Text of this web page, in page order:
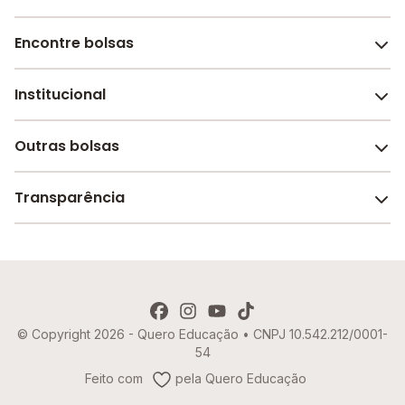
Encontre bolsas
Melhores escolas de São Paulo
Escolas por cidade e bairro
Institucional
Sobre o Melhor Escola
Revista Melhor Escola
Outras bolsas
Faculdades e universidades
Transparência
Política de Cookies
© Copyright 2026 - Quero Educação • CNPJ 10.542.212/0001-
54
Feito com
pela Quero Educação